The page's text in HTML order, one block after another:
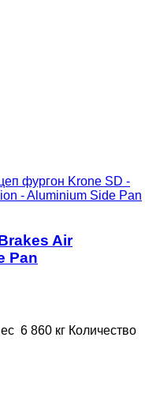
фургон Krone SD -
- Aluminium Side Pan
Air
Pan
6 860 кг Количество